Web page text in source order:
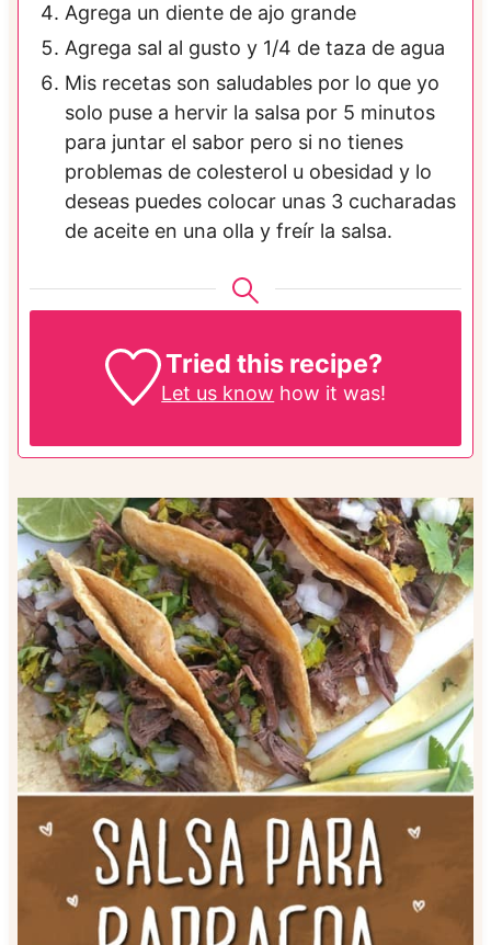
Agrega un diente de ajo grande
Agrega sal al gusto y 1/4 de taza de agua
Mis recetas son saludables por lo que yo
solo puse a hervir la salsa por 5 minutos
para juntar el sabor pero si no tienes
problemas de colesterol u obesidad y lo
deseas puedes colocar unas 3 cucharadas
de aceite en una olla y freír la salsa.
Tried this recipe?
Let us know how it was!